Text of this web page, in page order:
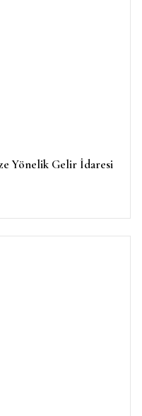
Yönelik Gelir İdaresi